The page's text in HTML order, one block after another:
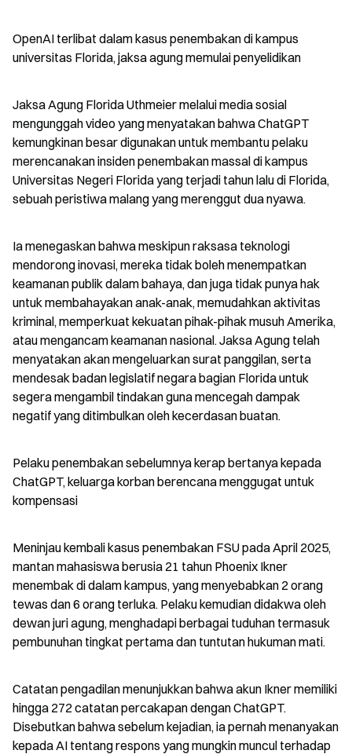
OpenAI terlibat dalam kasus penembakan di kampus
universitas Florida, jaksa agung memulai penyelidikan
Jaksa Agung Florida Uthmeier melalui media sosial
mengunggah video yang menyatakan bahwa ChatGPT
kemungkinan besar digunakan untuk membantu pelaku
merencanakan insiden penembakan massal di kampus
Universitas Negeri Florida yang terjadi tahun lalu di Florida,
sebuah peristiwa malang yang merenggut dua nyawa.
Ia menegaskan bahwa meskipun raksasa teknologi
mendorong inovasi, mereka tidak boleh menempatkan
keamanan publik dalam bahaya, dan juga tidak punya hak
untuk membahayakan anak-anak, memudahkan aktivitas
kriminal, memperkuat kekuatan pihak-pihak musuh Amerika,
atau mengancam keamanan nasional. Jaksa Agung telah
menyatakan akan mengeluarkan surat panggilan, serta
mendesak badan legislatif negara bagian Florida untuk
segera mengambil tindakan guna mencegah dampak
negatif yang ditimbulkan oleh kecerdasan buatan.
Pelaku penembakan sebelumnya kerap bertanya kepada
ChatGPT, keluarga korban berencana menggugat untuk
kompensasi
Meninjau kembali kasus penembakan FSU pada April 2025,
mantan mahasiswa berusia 21 tahun Phoenix Ikner
menembak di dalam kampus, yang menyebabkan 2 orang
tewas dan 6 orang terluka. Pelaku kemudian didakwa oleh
dewan juri agung, menghadapi berbagai tuduhan termasuk
pembunuhan tingkat pertama dan tuntutan hukuman mati.
Catatan pengadilan menunjukkan bahwa akun Ikner memiliki
hingga 272 catatan percakapan dengan ChatGPT.
Disebutkan bahwa sebelum kejadian, ia pernah menanyakan
kepada AI tentang respons yang mungkin muncul terhadap